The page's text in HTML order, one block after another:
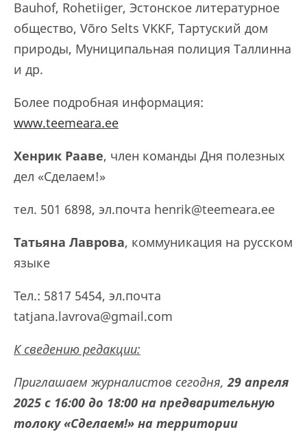
Bauhof, Rohetiiger, Эстонское литературное
общество, Võro Selts VKKF, Тартуский дом
природы, Муниципальная полиция Таллинна
и др.
Более подробная информация:
www.teemeara.ee
Хенрик Рааве, член команды Дня полезных
дел «Сделаем!»
тел. 501 6898, эл.почта henrik@teemeara.ee
Татьяна Лаврова, коммуникация на русском
языке
Тел.: 5817 5454, эл.почта
tatjana.lavrova@gmail.com
К сведению редакции:
Приглашаем журналистов сегодня,29 апреля
2025 с 16:00 до 18:00 на предварительную
толоку «Сделаем!» на территории